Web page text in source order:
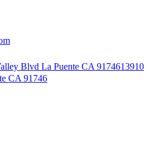
Blvd La Puente CA 9174613910
CA 91746